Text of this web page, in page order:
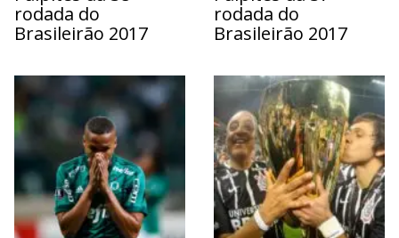
rodada do
Brasileirão 2017
rodada do
Brasileirão 2017